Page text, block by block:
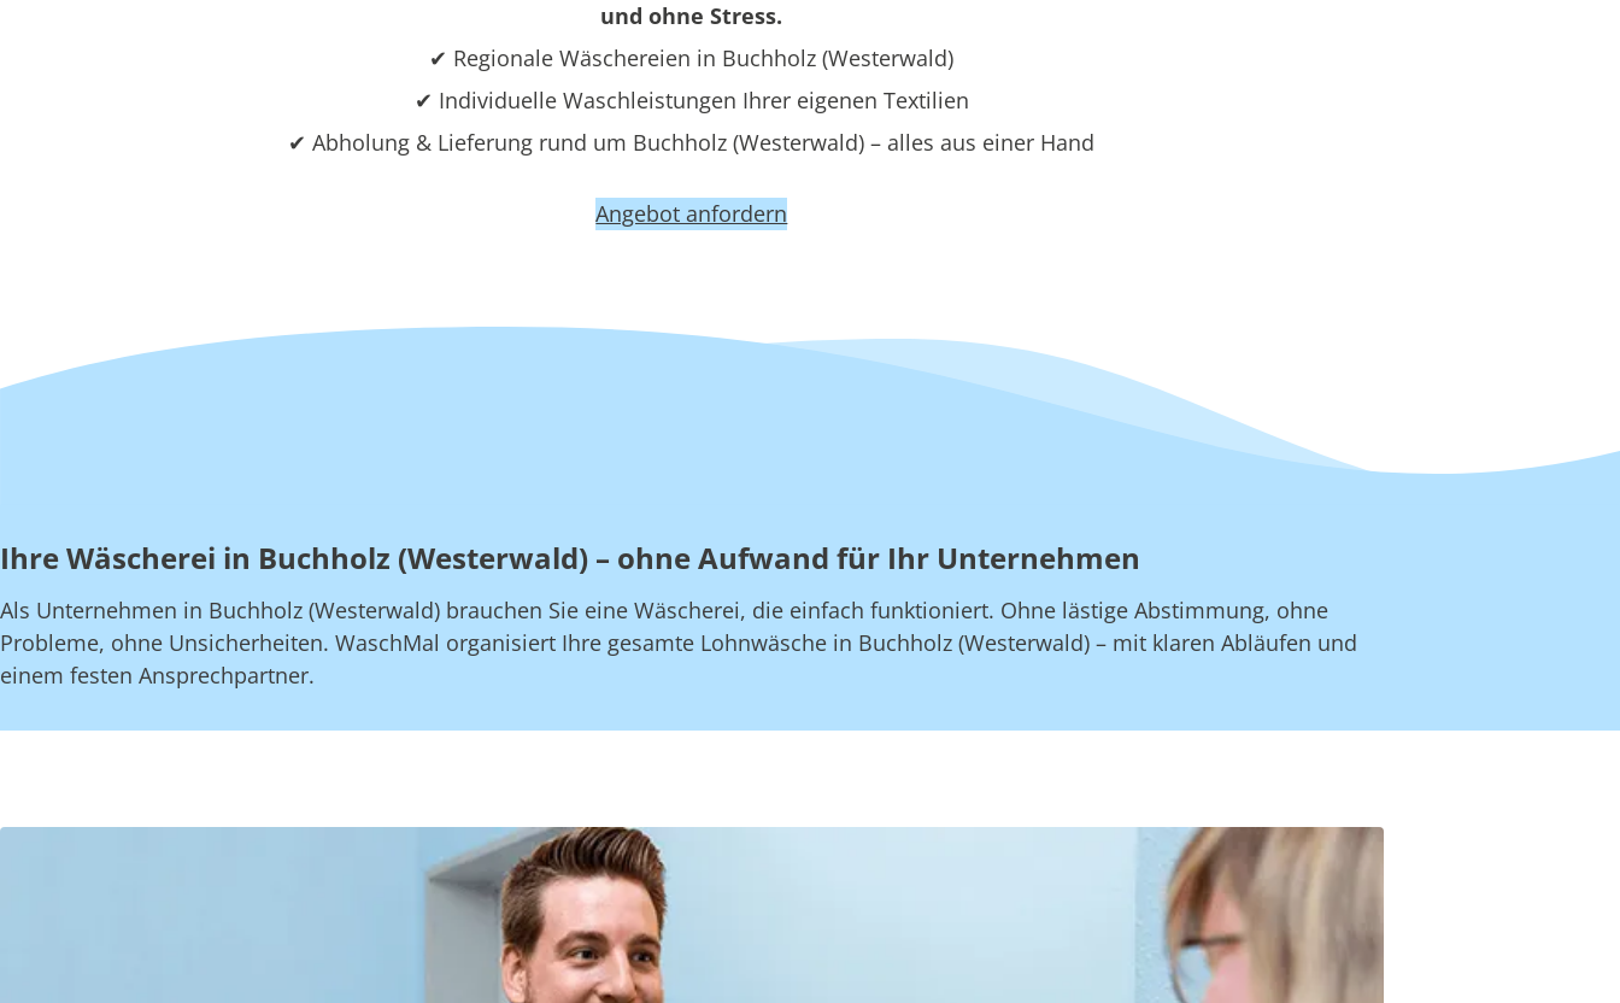
und ohne Stress.
✔ Regionale Wäschereien in Buchholz (Westerwald)
✔ Individuelle Waschleistungen Ihrer eigenen Textilien
✔ Abholung & Lieferung rund um Buchholz (Westerwald) – alles aus einer Hand
Angebot anfordern
Ihre Wäscherei in Buchholz (Westerwald) – ohne Aufwand für Ihr Unternehmen
Als Unternehmen in Buchholz (Westerwald) brauchen Sie eine Wäscherei, die einfach funktioniert. Ohne lästige Abstimmung, ohne
Probleme, ohne Unsicherheiten. WaschMal organisiert Ihre gesamte Lohnwäsche in Buchholz (Westerwald) – mit klaren Abläufen und
einem festen Ansprechpartner.